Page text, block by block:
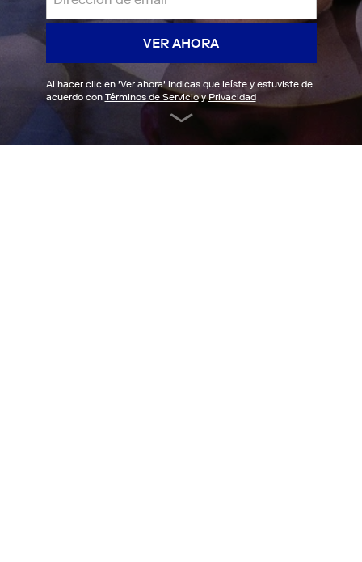
VER AHORA
Al hacer clic en 'Ver ahora' indicas que leíste y estuviste de
acuerdo con Términos de ServicioyPrivacidad